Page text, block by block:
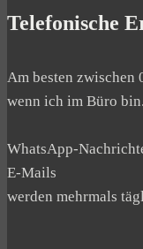
Telefonische
Am besten zwischen
wenn ich im Büro bin.
WhatsApp-
E-Mails
werden mehrmals